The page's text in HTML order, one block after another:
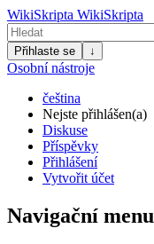
WikiSkripta WikiSkripta
Přihlaste se ↓
Osobní nástroje
čeština
Nejste přihlášen(a)
Diskuse
Příspěvky
Přihlášení
Vytvořit účet
Navigační menu